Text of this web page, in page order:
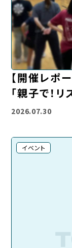
【開催レポ
「親子で！
2026.07.30
イベント